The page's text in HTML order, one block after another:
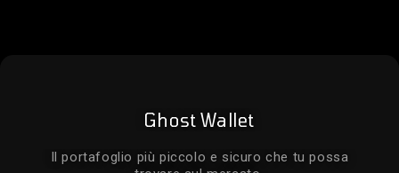
Ghost Wallet
Il portafoglio più piccolo e sicuro che tu possa